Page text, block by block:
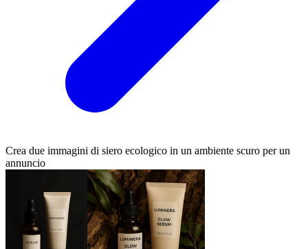
Crea due immagini di siero ecologico in un ambiente scuro per un
annuncio